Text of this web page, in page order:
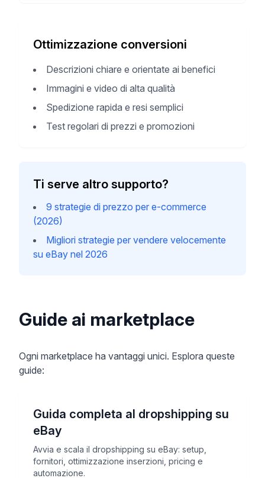
Ottimizzazione conversioni
Descrizioni chiare e orientate ai benefici
Immagini e video di alta qualità
Spedizione rapida e resi semplici
Test regolari di prezzi e promozioni
Ti serve altro supporto?
9 strategie di prezzo per e-commerce
(2026)
Migliori strategie per vendere velocemente
su eBay nel 2026
Guide ai marketplace
Ogni marketplace ha vantaggi unici. Esplora queste
guide:
Guida completa al dropshipping su
eBay
Avvia e scala il dropshipping su eBay: setup,
fornitori, ottimizzazione inserzioni, pricing e
automazione.